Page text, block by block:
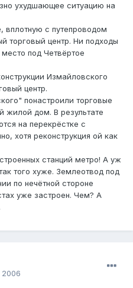
ухудшающее ситуацию на
вплотную с путепроводом
торговый центр. Ни подходы
под Четвёртое
Измайловского
центр.
понастроили торговые
жилой дом. В результате
на перекрёстке с
хотя реконструкция ой как
станций метро! А уж
того хуже. Землеотвод под
по нечётной стороне
уже застроен. Чем? А